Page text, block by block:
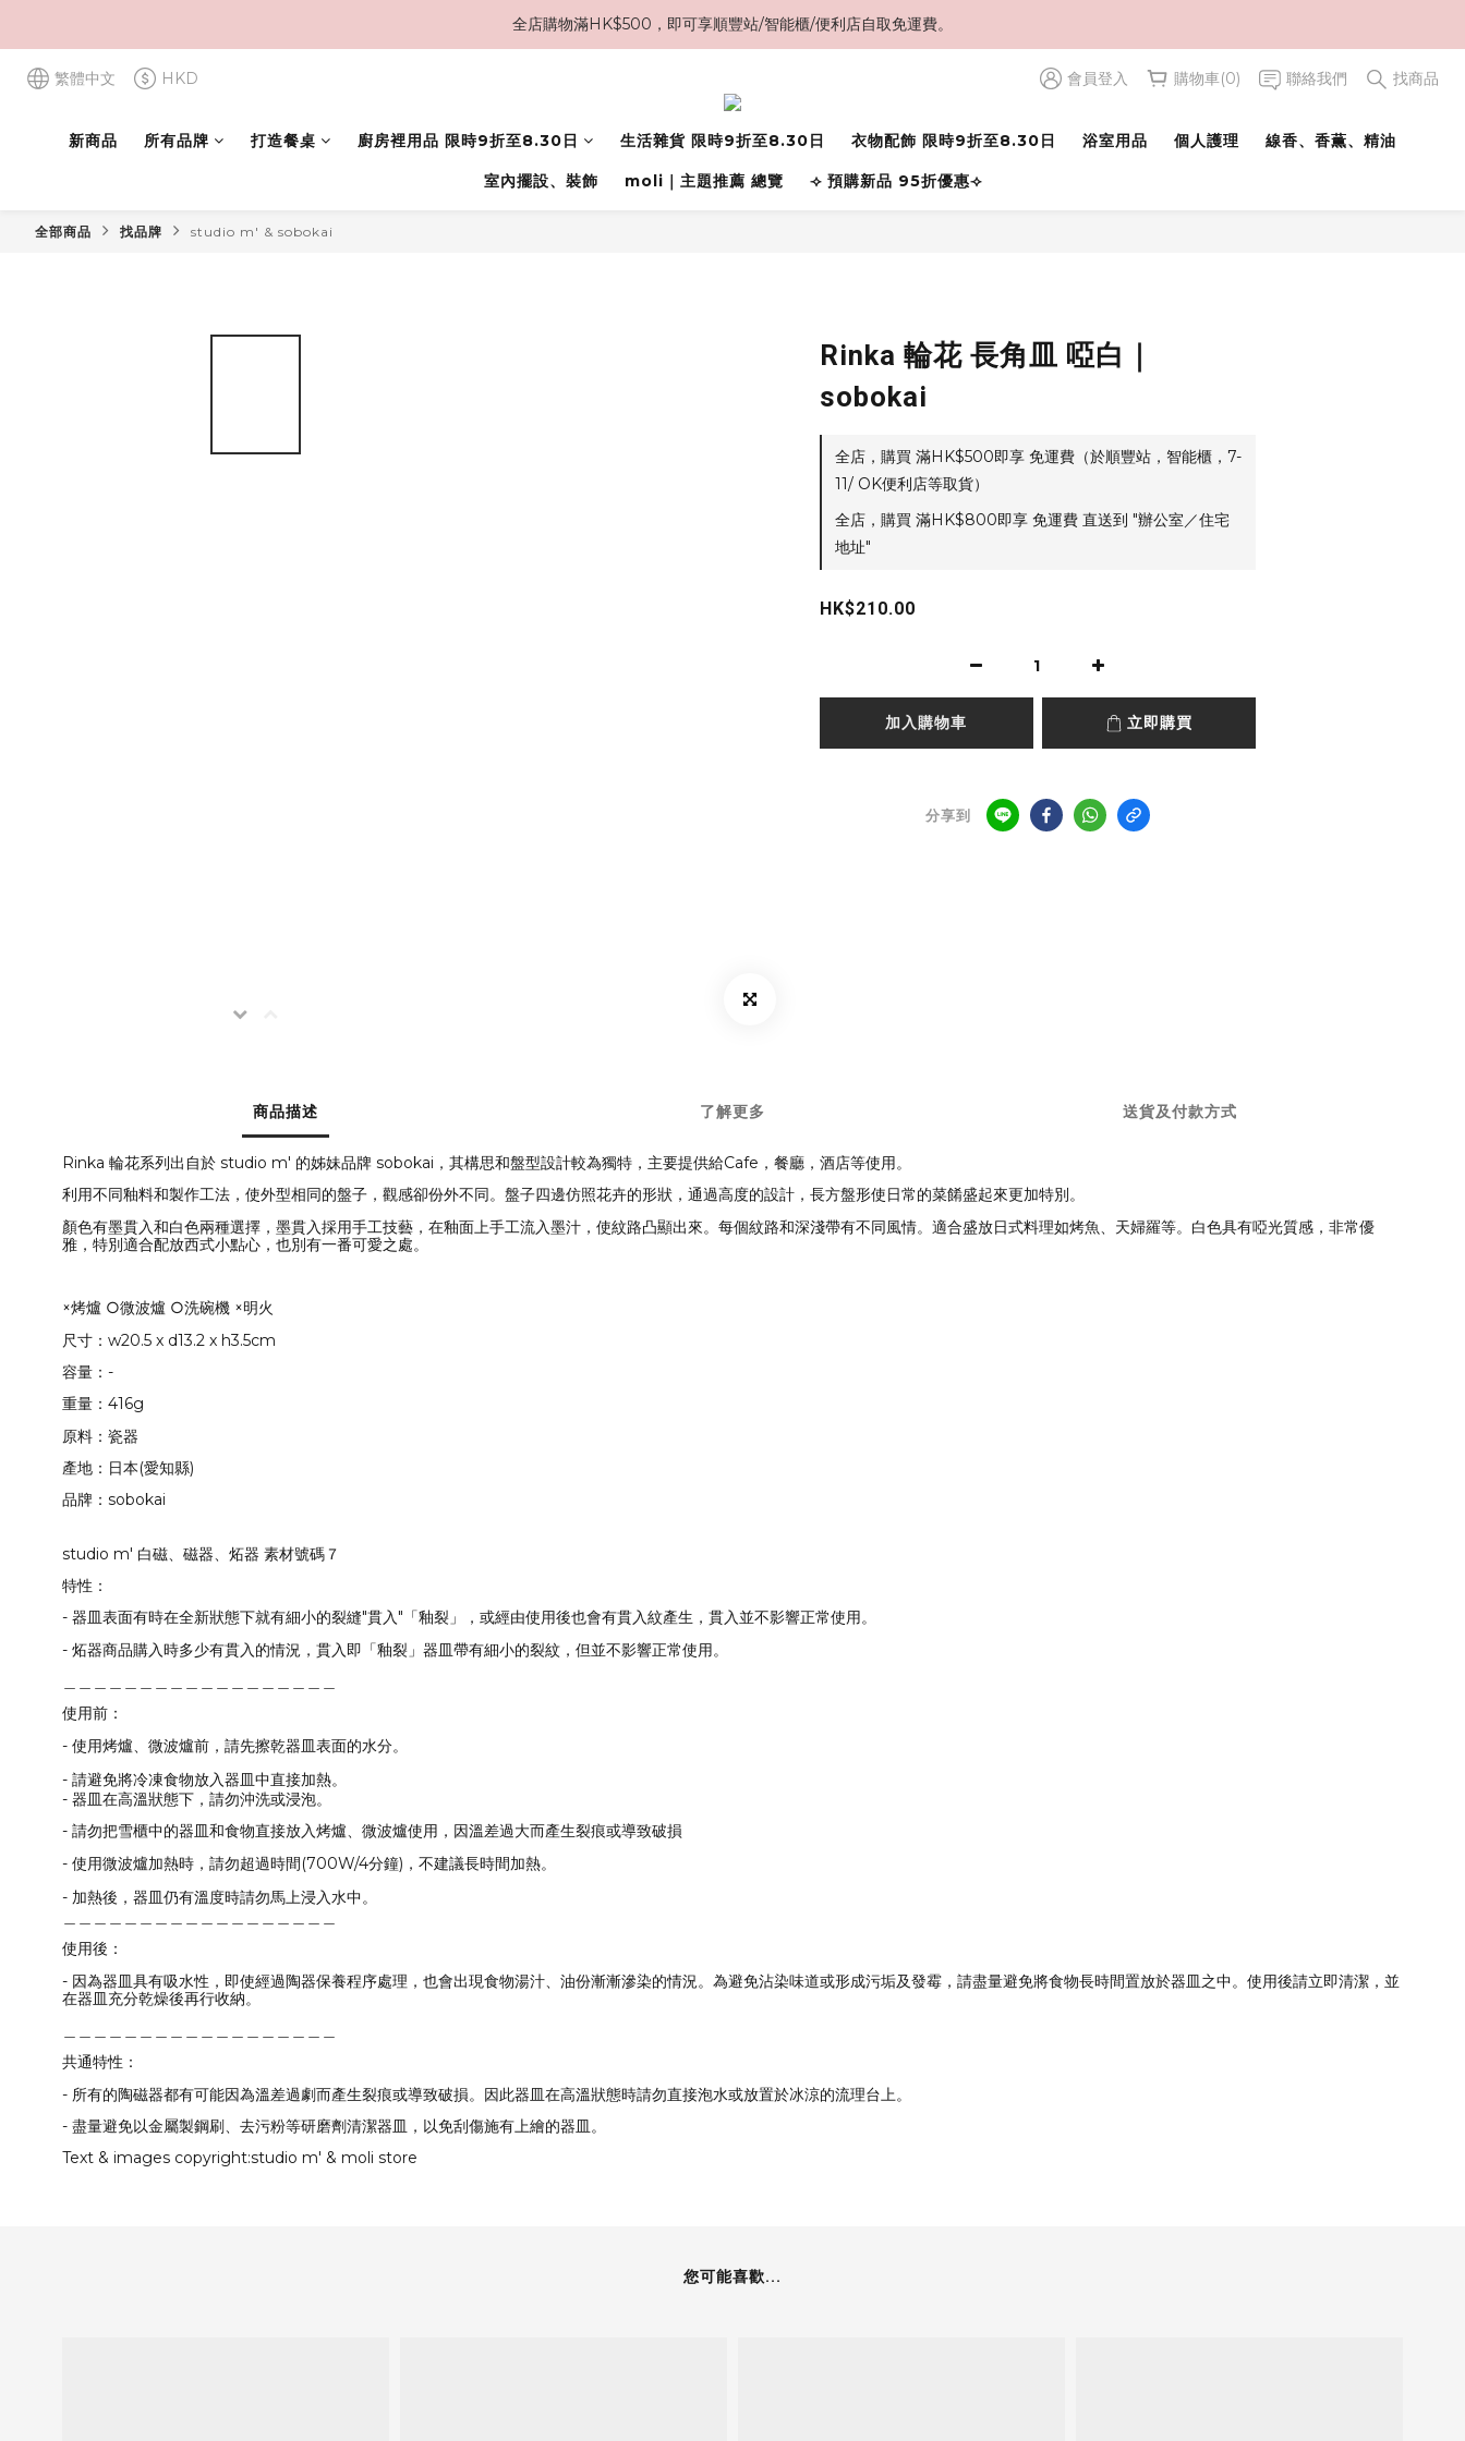
全店購物滿HK$500，即可享順豐站/智能櫃/便利店自取免運費。
繁體中文 HKD 會員登入 購物車(0) 聯絡我們 找商品
新商品 所有品牌 打造餐桌 廚房裡用品 限時9折至8.30日 生活雜貨 限時9折至8.30日 衣物配飾 限時9折至8.30日 浴室用品 個人護理 線香、香薫、精油
室內擺設、裝飾 moli｜主題推薦 總覽 ⟢ 預購新品 95折優惠⟢
全部商品 找品牌 studio m' & sobokai
Rinka 輪花 長角皿 啞白｜
sobokai
全店，購買 滿HK$500即享 免運費（於順豐站，智能櫃，7-
11/ OK便利店等取貨）
全店，購買 滿HK$800即享 免運費 直送到 "辦公室／住宅
地址"
HK$210.00
加入購物車 立即購買
分享到
商品描述 了解更多 送貨及付款方式
Rinka 輪花系列出自於 studio m' 的姊妹品牌 sobokai，其構思和盤型設計較為獨特，主要提供給Cafe，餐廳，酒店等使用。
利用不同釉料和製作工法，使外型相同的盤子，觀感卻份外不同。盤子四邊仿照花卉的形狀，通過高度的設計，長方盤形使日常的菜餚盛起來更加特別。
顏色有墨貫入和白色兩種選擇，墨貫入採用手工技藝，在釉面上手工流入墨汁，使紋路凸顯出來。每個紋路和深淺帶有不同風情。適合盛放日式料理如烤魚、天婦羅等。白色具有啞光質感，非常優
雅，特別適合配放西式小點心，也別有一番可愛之處。
×烤爐 ○微波爐 ○洗碗機 ×明火
尺寸：w20.5 x d13.2 x h3.5cm
容量：-
重量：416g
原料：瓷器
產地：日本(愛知縣)
品牌：sobokai
studio m' 白磁、磁器、炻器 素材號碼７
特性：
- 器皿表面有時在全新狀態下就有細小的裂縫"貫入"「釉裂」，或經由使用後也會有貫入紋產生，貫入並不影響正常使用。
- 炻器商品購入時多少有貫入的情況，貫入即「釉裂」器皿帶有細小的裂紋，但並不影響正常使用。
使用前：
- 使用烤爐、微波爐前，請先擦乾器皿表面的水分。
- 請避免將冷凍食物放入器皿中直接加熱。
- 器皿在高溫狀態下，請勿沖洗或浸泡。
- 請勿把雪櫃中的器皿和食物直接放入烤爐、微波爐使用，因溫差過大而產生裂痕或導致破損
- 使用微波爐加熱時，請勿超過時間(700W/4分鐘) ，不建議長時間加熱。
- 加熱後，器皿仍有溫度時請勿馬上浸入水中。
使用後：
- 因為器皿具有吸水性，即使經過陶器保養程序處理，也會出現食物湯汁、油份漸漸滲染的情況。為避免沾染味道或形成污垢及發霉，請盡量避免將食物長時間置放於器皿之中。使用後請立即清潔，並
在器皿充分乾燥後再行收納。
共通特性：
- 所有的陶磁器都有可能因為溫差過劇而產生裂痕或導致破損。因此器皿在高溫狀態時請勿直接泡水或放置於冰涼的流理台上。
- 盡量避免以金屬製鋼刷、去污粉等研磨劑清潔器皿，以免刮傷施有上繪的器皿。
Text & images copyright:studio m' & moli store
您可能喜歡...
立即購買